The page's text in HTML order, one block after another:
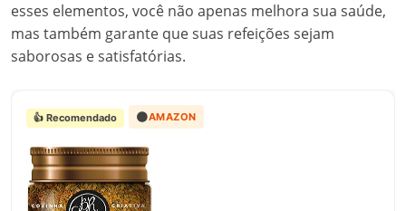
esses elementos, você não apenas melhora sua saúde,
mas também garante que suas refeições sejam
saborosas e satisfatórias.
👍 Recomendado 🟠AMAZON